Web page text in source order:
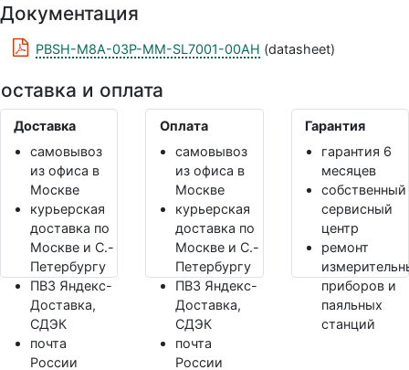
Документация
PBSH-M8A-03P-MM-SL7001-00AH (datasheet)
и оплата
Доставка
самовывоз
из офиса в
Москве
курьерская
доставка по
Москве и С.-
Петербургу
ПВЗ Яндекс-
Доставка,
СДЭК
почта
России
Оплата
самовывоз
из офиса в
Москве
курьерская
доставка по
Москве и С.-
Петербургу
ПВЗ Яндекс-
Доставка,
СДЭК
почта
России
Гарантия
гарантия 6
месяцев
собственный
сервисный
центр
ремонт
приборов и
паяльных
станций